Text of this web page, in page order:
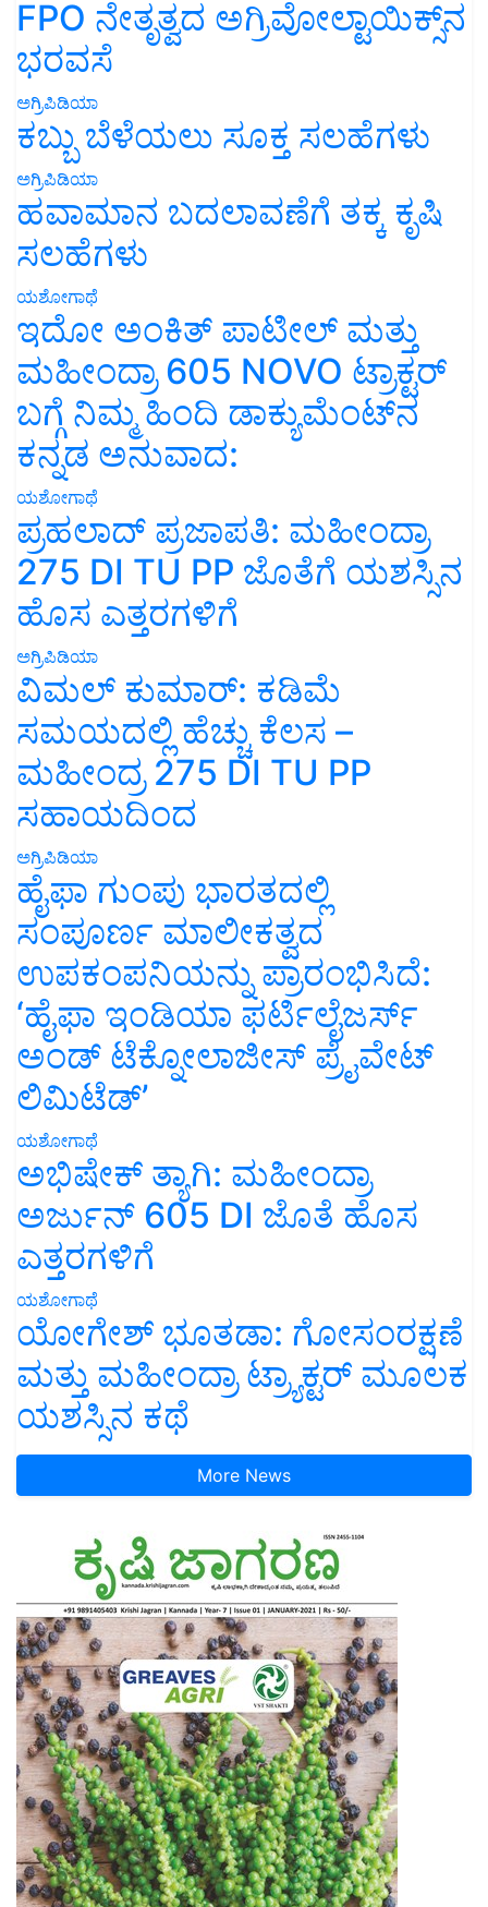
FPO ನೇತೃತ್ವದ ಅಗ್ರಿವೋಲ್ಟಾಯಿಕ್ಸ್‌ನ
ಭರವಸೆ
ಅಗ್ರಿಪಿಡಿಯಾ
ಕಬ್ಬು ಬೆಳೆಯಲು ಸೂಕ್ತ ಸಲಹೆಗಳು
ಅಗ್ರಿಪಿಡಿಯಾ
ಹವಾಮಾನ ಬದಲಾವಣೆಗೆ ತಕ್ಕ ಕೃಷಿ
ಸಲಹೆಗಳು
ಯಶೋಗಾಥೆ
ಇದೋ ಅಂಕಿತ್ ಪಾಟೀಲ್ ಮತ್ತು
ಮಹೀಂದ್ರಾ 605 NOVO ಟ್ರಾಕ್ಟರ್
ಬಗ್ಗೆ ನಿಮ್ಮ ಹಿಂದಿ ಡಾಕ್ಯುಮೆಂಟ್‌ನ
ಕನ್ನಡ ಅನುವಾದ:
ಯಶೋಗಾಥೆ
ಪ್ರಹಲಾದ್ ಪ್ರಜಾಪತಿ: ಮಹೀಂದ್ರಾ
275 DI TU PP ಜೊತೆಗೆ ಯಶಸ್ಸಿನ
ಹೊಸ ಎತ್ತರಗಳಿಗೆ
ಅಗ್ರಿಪಿಡಿಯಾ
ವಿಮಲ್ ಕುಮಾರ್: ಕಡಿಮೆ
ಸಮಯದಲ್ಲಿ ಹೆಚ್ಚು ಕೆಲಸ –
ಮಹೀಂದ್ರ 275 DI TU PP
ಸಹಾಯದಿಂದ
ಅಗ್ರಿಪಿಡಿಯಾ
ಹೈಫಾ ಗುಂಪು ಭಾರತದಲ್ಲಿ
ಸಂಪೂರ್ಣ ಮಾಲೀಕತ್ವದ
ಉಪಕಂಪನಿಯನ್ನು ಪ್ರಾರಂಭಿಸಿದೆ:
‘ಹೈಫಾ ಇಂಡಿಯಾ ಫರ್ಟಿಲೈಜರ್ಸ್
ಅಂಡ್ ಟೆಕ್ನೋಲಾಜೀಸ್ ಪ್ರೈವೇಟ್
ಲಿಮಿಟೆಡ್’
ಯಶೋಗಾಥೆ
ಅಭಿಷೇಕ್ ತ್ಯಾಗಿ: ಮಹೀಂದ್ರಾ
ಅರ್ಜುನ್ 605 DI ಜೊತೆ ಹೊಸ
ಎತ್ತರಗಳಿಗೆ
ಯಶೋಗಾಥೆ
ಯೋಗೇಶ್ ಭೂತಡಾ: ಗೋಸಂರಕ್ಷಣೆ
ಮತ್ತು ಮಹೀಂದ್ರಾ ಟ್ರ್ಯಾಕ್ಟರ್ ಮೂಲಕ
ಯಶಸ್ಸಿನ ಕಥೆ
More News